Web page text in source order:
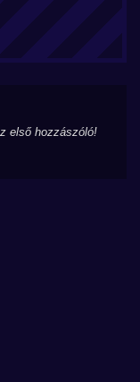
első hozzászóló!